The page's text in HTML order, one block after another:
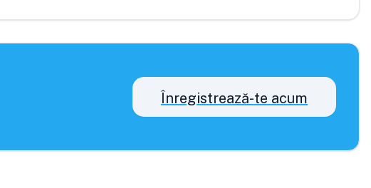
Înregistrează-te acum